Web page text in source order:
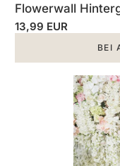
Flowerwall
13,99 EUR
BEI